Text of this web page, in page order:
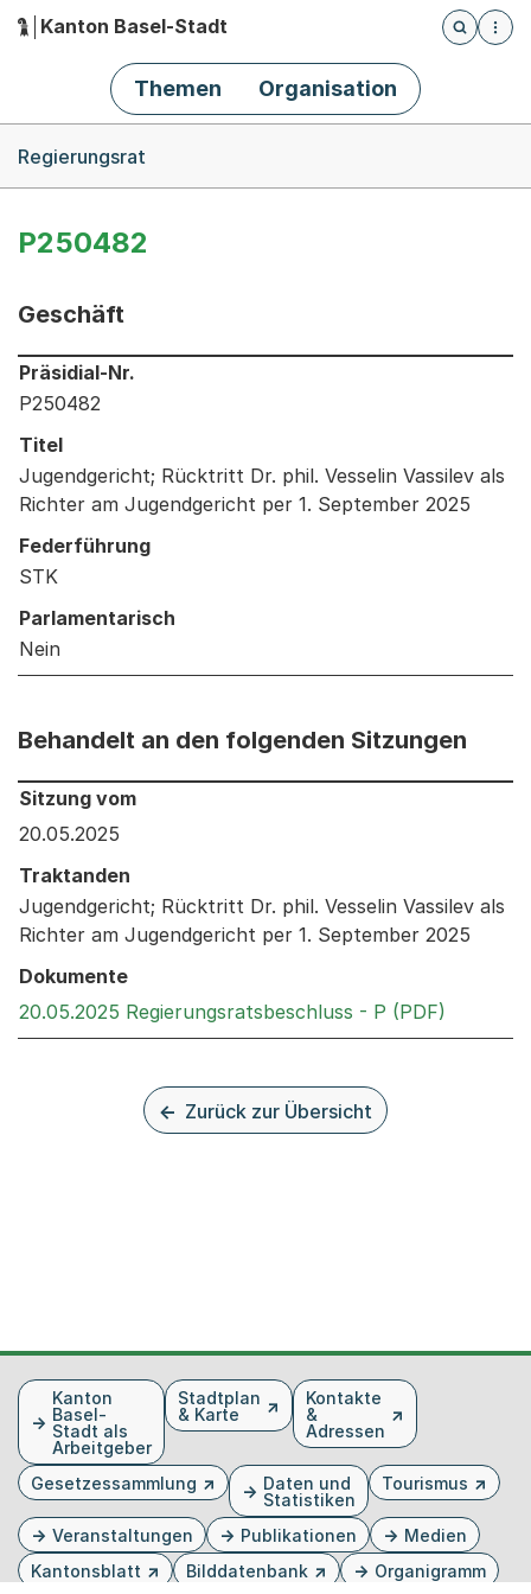
Hauptnavigation
Kanton Basel-Stadt
Öffnet
Themen Organisation
Regierungsrat
P250482
Geschäft
Informationen zum Ausgewählten Geschäft
Präsidial-Nr.
P250482
Titel
Jugendgericht; Rücktritt Dr. phil. Vesselin Vassilev als
Richter am Jugendgericht per 1. September 2025
Federführung
STK
Parlamentarisch
Nein
Behandelt an den folgenden Sitzungen
Behandelt an den folgenden Sitzungen: Informationen
Sitzung vom
20.05.2025
Traktanden
Jugendgericht; Rücktritt Dr. phil. Vesselin Vassilev als
Richter am Jugendgericht per 1. September 2025
Dokumente
20.05.2025 Regierungsratsbeschluss - P (PDF)
Zurück zur Übersicht
FusszeileKanton
Basel-
Stadt als
Arbeitgeber
Stadtplan
& Karte
Kontakte
&
Adressen
Gesetzessammlung
Daten und
Statistiken
Tourismus
Veranstaltungen Publikationen
Medien
Kantonsblatt
Bilddatenbank Organigramm